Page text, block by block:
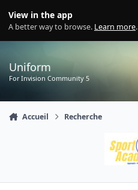
View in the app
A better way to browse. Learn more.
Uniform
For Invision Community 5
Accueil Recherche